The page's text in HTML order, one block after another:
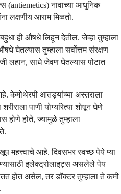
(antiemetics) नावाच्या आधुनिक
लक्षणीय आराम मिळतो.
ही औषधे लिहून देतील. जेव्हा तुम्हाला
घेतल्यास तुम्हाला सर्वोत्तम संरक्षण
लहान, साधे जेवण घेतल्यास पोटात
केमोथेरपी आतड्यांच्या अस्तराला
पाणी योग्यरित्या शोषून घेणे
होणे होते, ज्यामुळे तुम्हाला
महत्त्वाचे आहे. दिवसभर स्वच्छ पेये प्या
इलेक्ट्रोलाइट्स असलेले पेय
होत असेल, तर डॉक्टर तुम्हाला ते कमी